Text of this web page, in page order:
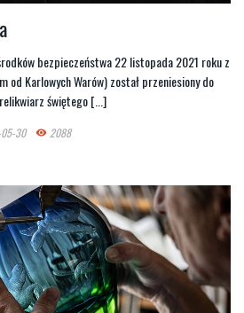
bezpieczeństwa 22 listopada 2021 roku z
od Karlowych Warów) został przeniesiony do
świętego [...]
30 remove_red_eye 2088